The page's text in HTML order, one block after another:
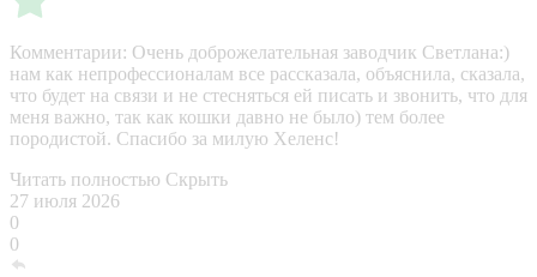
Комментарии: Очень доброжелательная заводчик Светлана:)
нам как непрофессионалам все рассказала, объяснила, сказала,
что будет на связи и не стесняться ей писать и звонить, что для
меня важно, так как кошки давно не было) тем более
породистой. Спасибо за милую Хеленс!
Читать полностью Скрыть
27 июля 2026
0
0